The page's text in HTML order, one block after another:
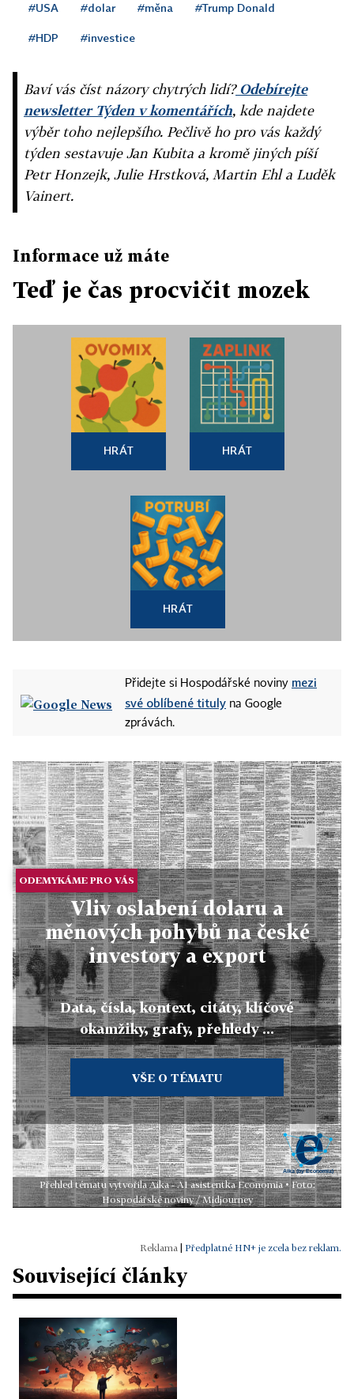
#USA #dolar #měna #Trump Donald
#HDP #investice
Baví vás číst názory chytrých lidí?Odebírejte
newsletter Týden v komentářích, kde najdete
výběr toho nejlepšího. Pečlivě ho pro vás každý
týden sestavuje Jan Kubita a kromě jiných píší
Petr Honzejk, Julie Hrstková, Martin Ehl a Luděk
Vainert.
Informace už máte
Teď je čas procvičit mozek
HRÁT HRÁT
HRÁT
Přidejte si Hospodářské noviny mezi
své oblíbené tituly na Google
zprávách.
ODEMYKÁME PRO VÁS
Vliv oslabení dolaru a
měnových pohybů na české
investory a export
Data, čísla, kontext, citáty, klíčové
okamžiky, grafy, přehledy ...
VŠE O TÉMATU
Přehled tématu vytvořila Aika - AI asistentka Economia • Foto:
Hospodářské noviny / Midjourney
Předplatné HN+ je zcela bez reklam.
Související články